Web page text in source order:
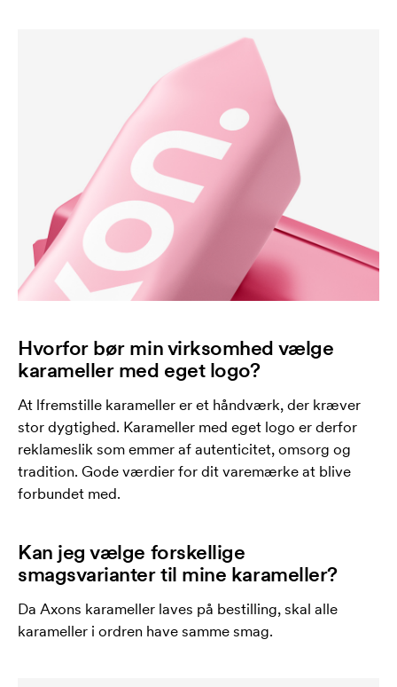
Hvorfor bør min virksomhed vælge
karameller med eget logo?
At lfremstille karameller er et håndværk, der kræver
stor dygtighed. Karameller med eget logo er derfor
reklameslik som emmer af autenticitet, omsorg og
tradition. Gode ​​værdier for dit varemærke at blive
forbundet med.
Kan jeg vælge forskellige
smagsvarianter til mine karameller?
Da Axons karameller laves på bestilling, skal alle
karameller i ordren have samme smag.